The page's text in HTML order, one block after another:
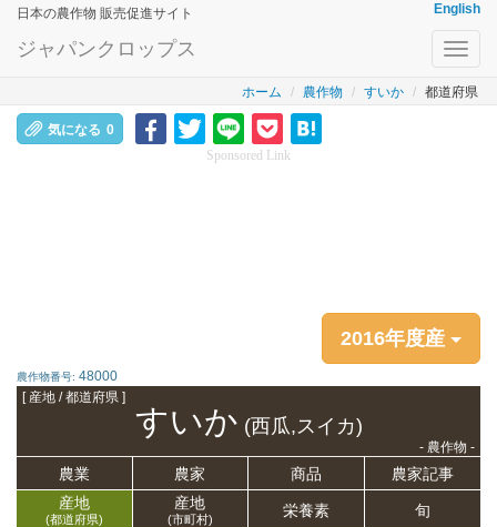
日本の農作物 販売促進サイト English
ジャパンクロップス
ホーム 農作物 すいか 都道府県
気になる 0
Sponsored Link
2016年度産
農作物番号: 48000
[ 産地 / 都道府県 ]
すいか (西瓜,スイカ)
- 農作物 -
農業 農家 商品
農家記事
産地
(都道府県)
産地
(市町村) 栄養素 旬